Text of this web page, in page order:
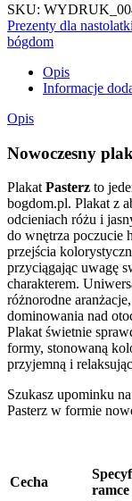
SKU:
Prezenty dla nastolatki
bógdom
Opis
Informacje
Opis
Nowoczesny
Plakat Pasterz to
bogdom.pl. Plakat z
odcieniach różu i
do wnętrza poczucie
przejścia
przyciągając uwagę
charakterem.
różnorodne
dominowania nad
Plakat świetnie
formy, stonowaną
przyjemną i
Szukasz upominku na
Pasterz w formie
Cecha
ramce